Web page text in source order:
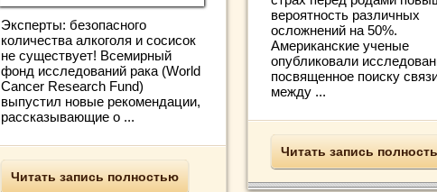
Эксперты: безопасного
количества алкоголя и сосисок
не существует! Всемирный
фонд исследований рака (World
Cancer Research Fund)
выпустил новые рекомендации,
рассказывающие о ...
Читать запись полностью
вероятность различных
осложнений на 50%.
Американские ученые
опубликовали
посвященное поиску
между ...
Читать запись